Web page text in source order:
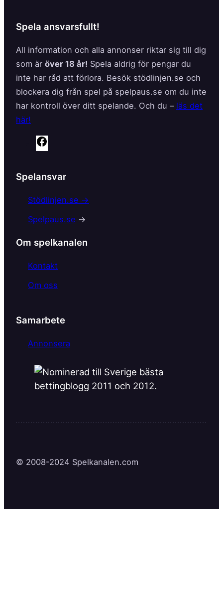
Spela ansvarsfullt!
All information och alla annonser riktar sig till dig
som är över 18 år! Spela aldrig för pengar du
inte har råd att förlora. Besök stödlinjen.se och
blockera dig från spel på spelpaus.se om du inte
har kontroll över ditt spelande. Och du – läs det
här!
e
b
o
k
Spelansvar
Stödlinjen.se →
Spelpaus.se →
Om spelkanalen
Kontakt
Om oss
Samarbete
Annonsera
© 2008-2024 Spelkanalen.com